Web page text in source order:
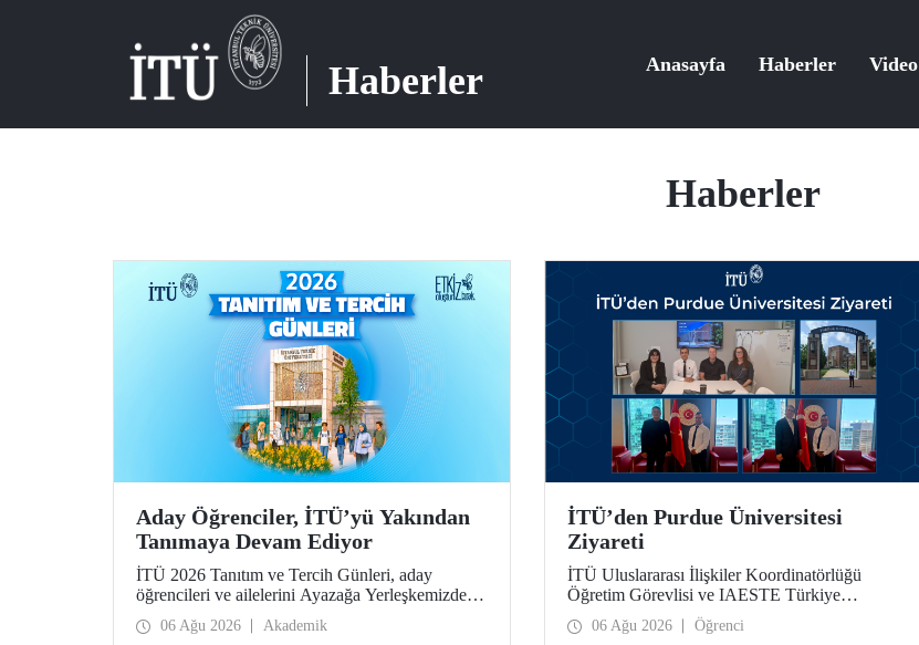
Haberler Anasayfa Haberler Video
Haberler
Aday Öğrenciler, İTÜ’yü Yakından
Tanımaya Devam Ediyor
İTÜ 2026 Tanıtım ve Tercih Günleri, aday
öğrencileri ve ailelerini Ayazağa Yerleşkemizde
ağırlamaya devam ediyor. Tanıtım ve Tercih
Günleri 7 Ağustos’ta tamamlanacak, ilgili fakülte
06 Ağu 2026 Akademik
İTÜ’den Purdue Üniversitesi
Ziyareti
İTÜ Uluslararası İlişkiler Koordinatörlüğü
Öğretim Görevlisi ve IAESTE Türkiye
Sorumlusu Cahit Okan, akademik ilişkileri ve iş
birliğini geliştirmek amacıyla 20-27 Temmuz
06 Ağu 2026 Öğrenci